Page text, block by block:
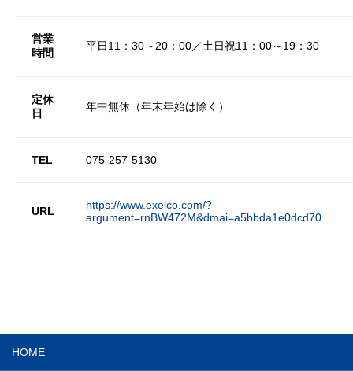
営業
時間
平日11：30～20：00／土日祝11：00～19：30
定休
日
年中無休（年末年始は除く）
TEL 075-257-5130
URL
https://www.exelco.com/?
argument=rnBW472M&dmai=a5bbda1e0dcd70
HOME